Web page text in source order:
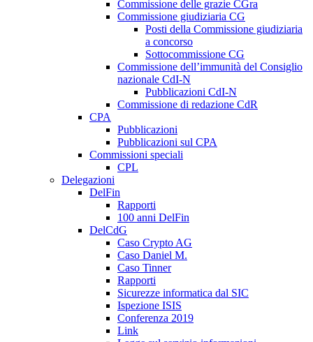
Commissione delle grazie CGra
Commissione giudiziaria CG
Posti della Commissione giudiziaria
a concorso
Sottocommissione CG
Commissione dell’immunità del Consiglio
nazionale CdI-N
Pubblicazioni CdI-N
Commissione di redazione CdR
CPA
Pubblicazioni
Pubblicazioni sul CPA
Commissioni speciali
CPL
Delegazioni
DelFin
Rapporti
100 anni DelFin
DelCdG
Caso Crypto AG
Caso Daniel M.
Caso Tinner
Rapporti
Sicurezze informatica dal SIC
Ispezione ISIS
Conferenza 2019
Link